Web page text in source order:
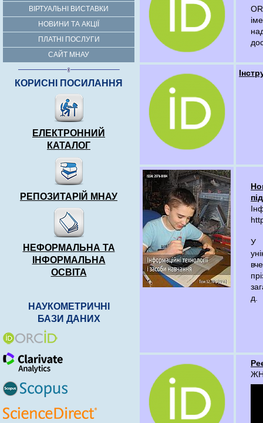
ВІРТУАЛЬНІ ВИСТАВКИ
НОВИНИ ТА АКЦІЇ
ПЛАТНІ ПОСЛУГИ
САЙТ МНАУ
КОРИСНІ ПОСИЛАННЯ
ЕЛЕКТРОННИЙ
КАТАЛОГ
РЕПОЗИТАРІЙ МНАУ
НЕФОРМАЛЬНА ТА
ІНФОРМАЛЬНА
ОСВІТА
НАУКОМЕТРИЧНІ
БАЗИ ДАНИХ
У
д.